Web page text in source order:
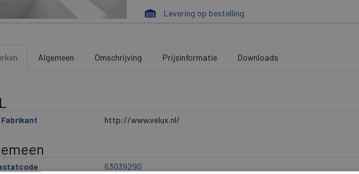
Levering op bestelling
Algemeen Omschrijving Prijsinformatie Downloads
Fabrikant http://www.velux.nl/
63039290